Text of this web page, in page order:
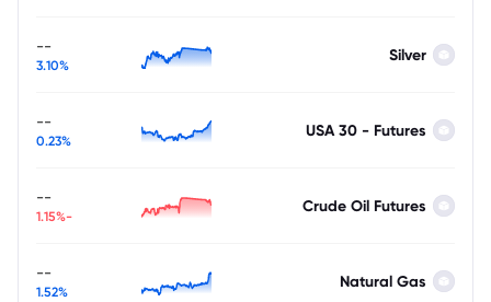
Silver
--
3.10%
USA 30 - Futures
--
0.23%
Crude Oil Futures
--
-1.15%
Natural Gas
--
1.52%